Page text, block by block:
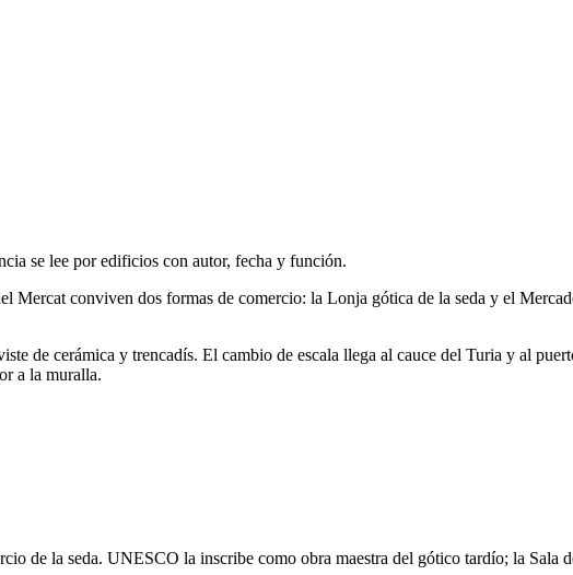
se lee por edificios con autor, fecha y función.
Mercat conviven dos formas de comercio: la Lonja gótica de la seda y el
de cerámica y trencadís. El cambio de escala llega al cauce del Turia y al
a la muralla.
de la seda. UNESCO la inscribe como obra maestra del gótico tardío; la Sala